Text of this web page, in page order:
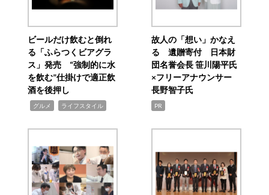
ビールだけ飲むと倒れ
る「ふらつくビアグラ
ス」発売 “強制的に水
を飲む”仕掛けで適正飲
酒を後押し
グルメ ライフスタイル
故人の「想い」かなえ
る 遺贈寄付 日本財
団名誉会長 笹川陽平氏
×フリーアナウンサー
長野智子氏
PR